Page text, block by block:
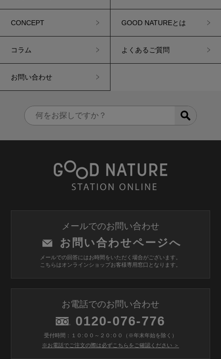
CONCEPT GOOD NATUREとは
コラム よくあるご質問
お問い合わせ
メールでのお問い合わせ
お問い合わせページへ
メールでの回答にはお時間をいただく場合がございます。
こちらはオンラインショップお客様専用窓口となります。
お電話でのお問い合わせ
0120-076-776
受付時間：１０:００～２０:００（※年末年始を除く）
※お電話でご注文の際は必ずこちらをご確認ください ＞